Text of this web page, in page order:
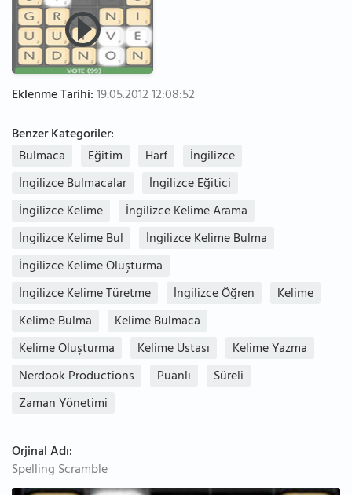
Eklenme Tarihi:19.05.2012 12:08:52
Benzer Kategoriler:
Bulmaca
Eğitim Harf
İngilizce
İngilizce Bulmacalar
İngilizce Eğitici
İngilizce Kelime
İngilizce Kelime Arama
İngilizce Kelime Bul
İngilizce Kelime Bulma
İngilizce Kelime Oluşturma
İngilizce Kelime Türetme
İngilizce Öğren
Kelime
Kelime Bulma
Kelime Bulmaca
Kelime Oluşturma
Kelime Ustası
Kelime Yazma
Nerdook Productions
Puanlı
Süreli
Zaman Yönetimi
Orjinal Adı:
Spelling Scramble